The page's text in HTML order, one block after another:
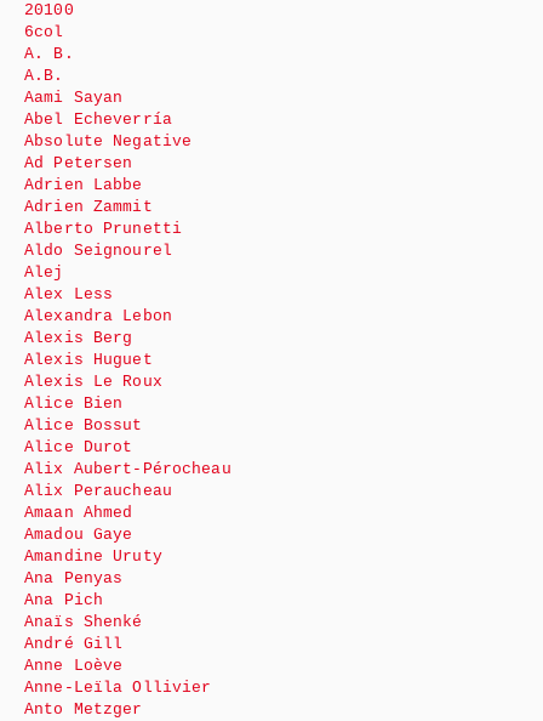
20100
6col
A. B.
A.B.
Aami Sayan
Abel Echeverría
Absolute Negative
Ad Petersen
Adrien Labbe
Adrien Zammit
Alberto Prunetti
Aldo Seignourel
Alej
Alex Less
Alexandra Lebon
Alexis Berg
Alexis Huguet
Alexis Le Roux
Alice Bien
Alice Bossut
Alice Durot
Alix Aubert-Pérocheau
Alix Peraucheau
Amaan Ahmed
Amadou Gaye
Amandine Uruty
Ana Penyas
Ana Pich
Anaïs Shenké
André Gill
Anne Loève
Anne-Leïla Ollivier
Anto Metzger